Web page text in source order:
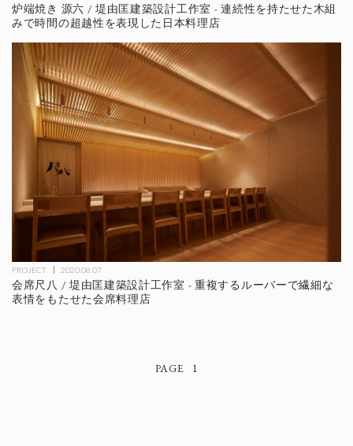
炉端焼き 源六 / 堤由匡建築設計工作室 - 連続性を持たせた木組
みで時間の超越性を表現した日本料理店
PROJECT 2020.08.07
会席尺八 / 堤由匡建築設計工作室 - 重複するルーバーで繊細な
表情をもたせた会席料理店
1